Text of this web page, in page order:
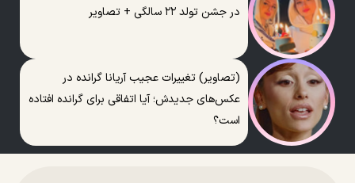
در جشن تولد ۲۲ سالگی + تصاویر
(تصاویر) تغییرات عجیب آریانا گرانده در
عکس‌های جدیدش؛ آیا اتفاقی برای گرانده افتاده
است؟